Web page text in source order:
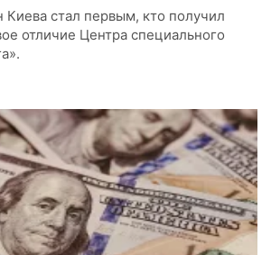
Киева стал первым, кто получил
отличие Центра специального